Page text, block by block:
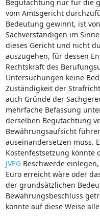
Begutachtung nur für die
vom Amtsgericht
Bedeutung gewinnt, ist
Sachverständigen im
dieses Gericht und nicht
auszugehen, für dessen
Rechtskraft des
Untersuchungen keine
Zuständigkeit der
auch Gründe der
mehrfache Befassung
derselben Begutachtung
Bewährungsaufsicht
auseinandersetzen muss.
Kostenfestsetzung könnte
JVEGBeschwerde
Euro erreicht wäre oder
der grundsätzlichen
Bewährungsbeschluss
könnte auf diese Weise